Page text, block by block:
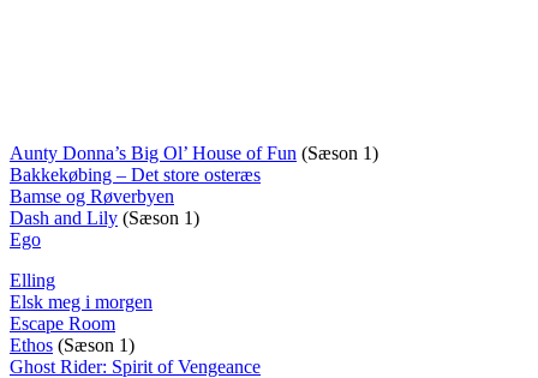
Aunty Donna’s Big Ol’ House of Fun (Sæson 1)
Bakkekøbing – Det store osteræs
Bamse og Røverbyen
Dash and Lily (Sæson 1)
Ego
Elling
Elsk meg i morgen
Escape Room
Ethos (Sæson 1)
Ghost Rider: Spirit of Vengeance